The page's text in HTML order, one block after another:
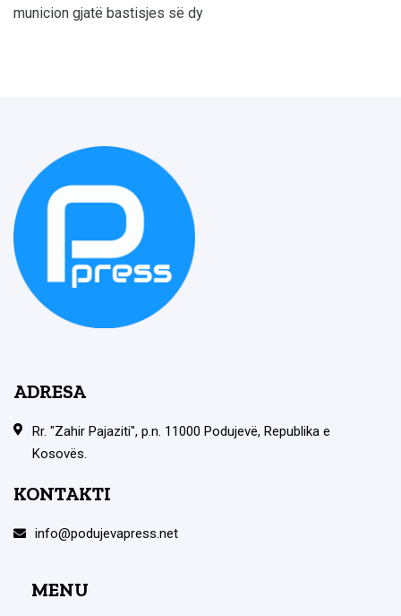
municion gjatë bastisjes së dy
ADRESA
Rr. "Zahir Pajaziti", p.n. 11000 Podujevë, Republika e
Kosovës.
KONTAKTI
info@podujevapress.net
MENU